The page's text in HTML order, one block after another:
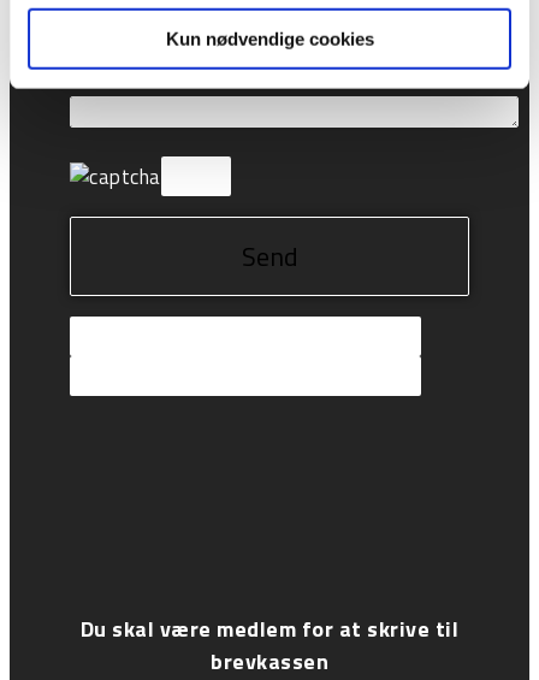
Kun nødvendige cookies
Du skal være medlem for at skrive til
brevkassen